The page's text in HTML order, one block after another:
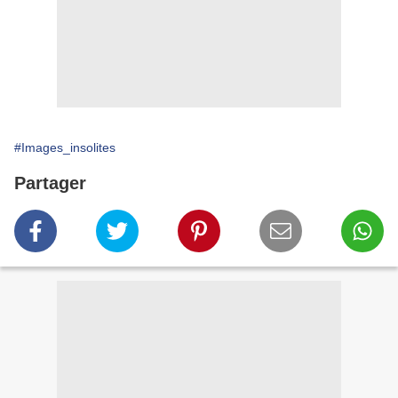
#Images_insolites
Partager